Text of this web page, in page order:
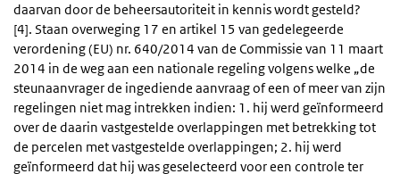
daarvan door de beheersautoriteit in kennis wordt gesteld?
[4]. Staan overweging 17 en artikel 15 van gedelegeerde
verordening (EU) nr. 640/2014 van de Commissie van 11 maart
2014 in de weg aan een nationale regeling volgens welke „de
steunaanvrager de ingediende aanvraag of een of meer van zijn
regelingen niet mag intrekken indien: 1. hij werd geïnformeerd
over de daarin vastgestelde overlappingen met betrekking tot
de percelen met vastgestelde overlappingen; 2. hij werd
geïnformeerd dat hij was geselecteerd voor een controle ter